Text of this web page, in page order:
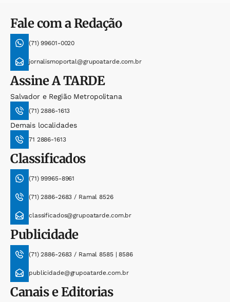
Fale com a Redação
(71) 99601-0020
jornalismoportal@grupoatarde.com.br
AssineA TARDE
Salvador e Região Metropolitana
(71) 2886-1613
Demais localidades
71 2886-1613
Classificados
(71) 99965-8961
(71) 2886-2683 / Ramal 8526
classificados@grupoatarde.com.br
Publicidade
(71) 2886-2683 / Ramal 8585 | 8586
publicidade@grupoatarde.com.br
Canais e Editorias